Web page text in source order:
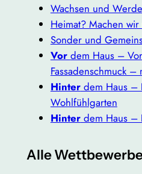
Wachsen und
Heimat? Machen wir
Sonder und
Vor dem Haus –
Fassadenschmuck –
Hinterdem Haus –
Wohlfühlgarten
Hinterdem Haus –
Alle